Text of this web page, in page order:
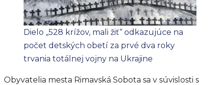
Dielo „528 krížov, mali žiť“ odkazujúce na
počet detských obetí za prvé dva roky
trvania totálnej vojny na Ukrajine
Obyvatelia mesta Rimavská Sobota sa v súvislosti s